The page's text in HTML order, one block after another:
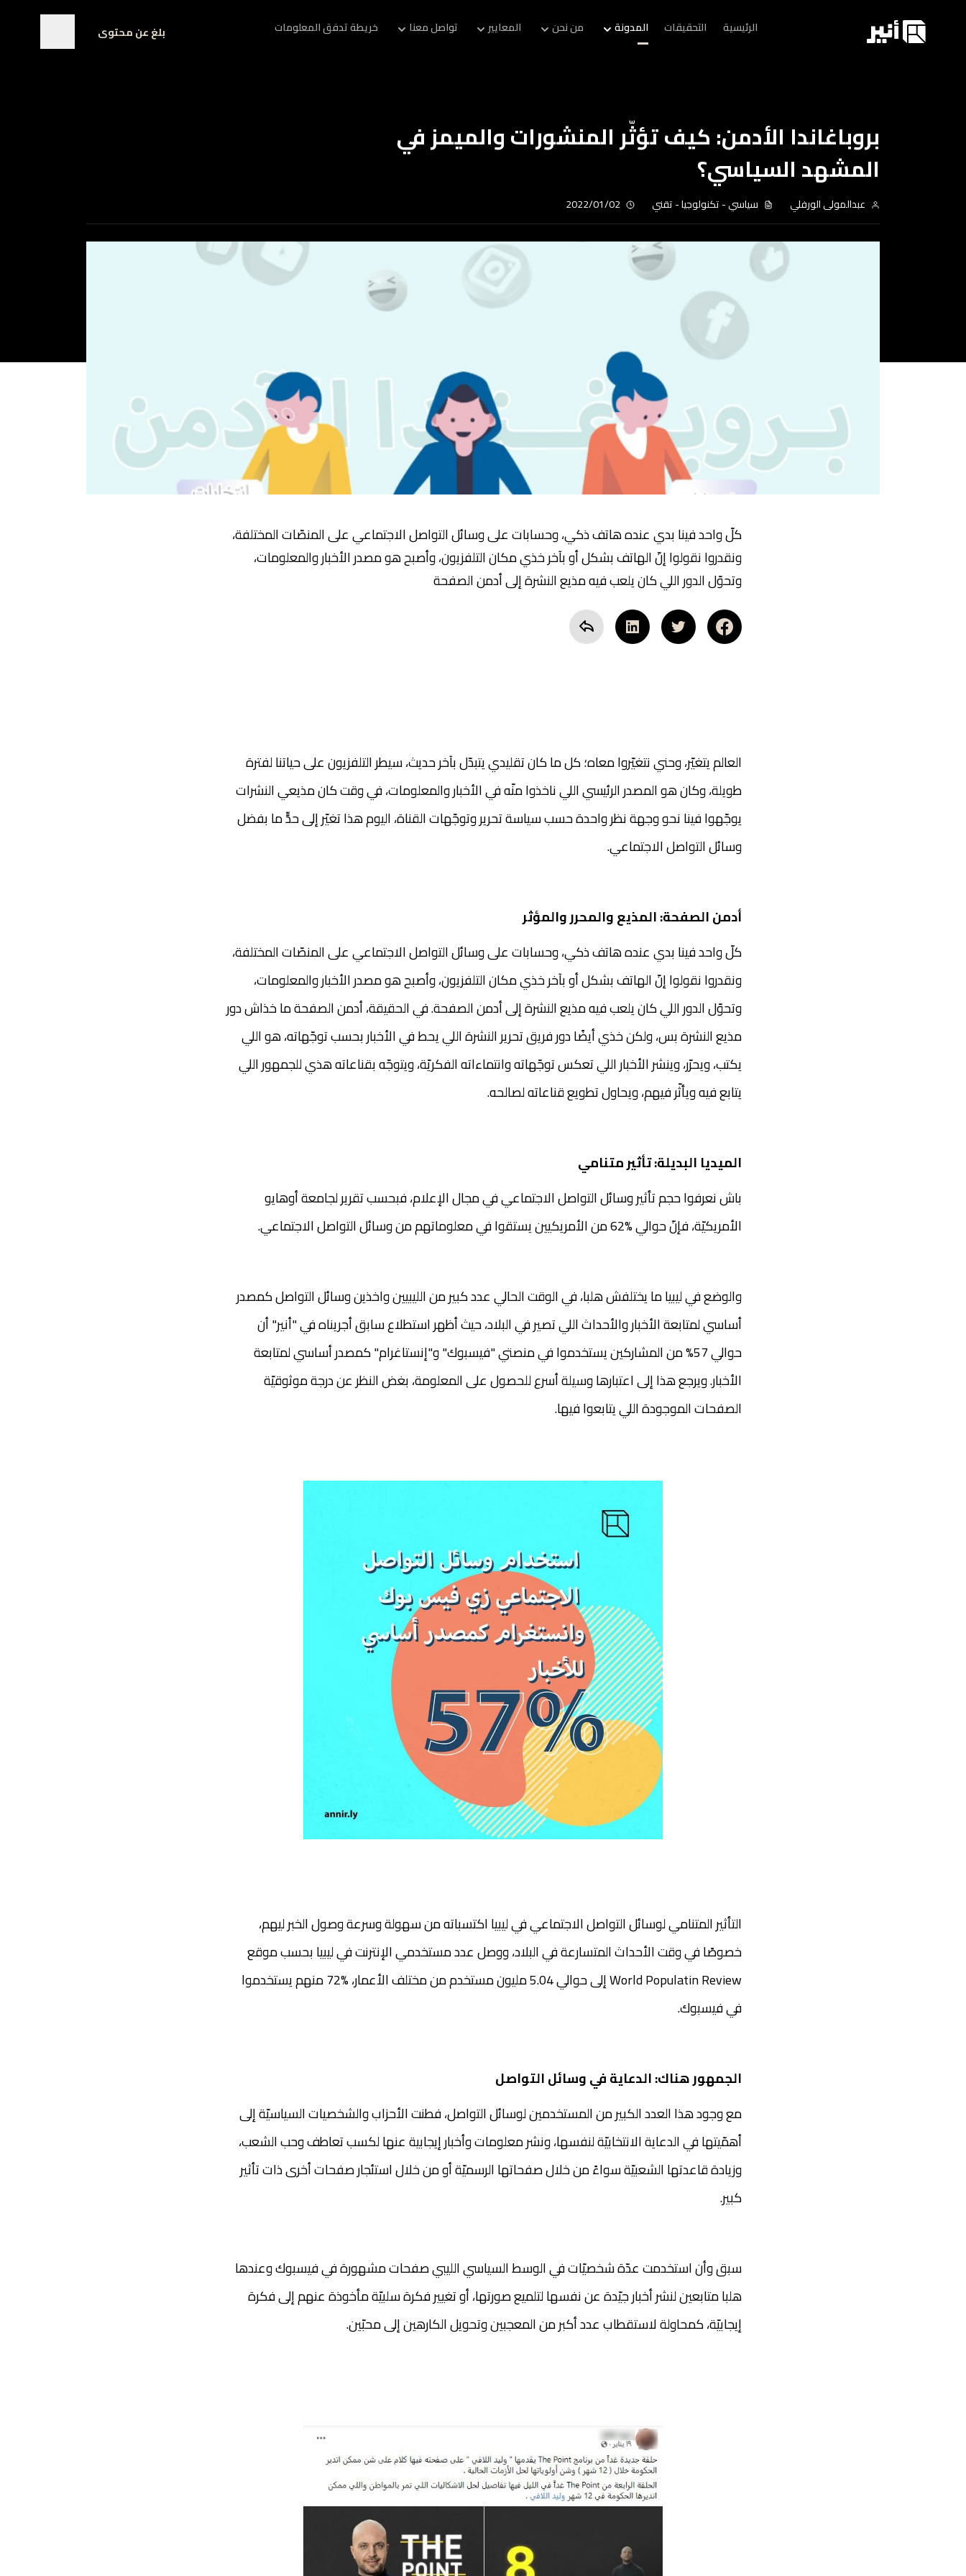
الرئيسية التحقيقات المدونة من نحن المعايير تواصل معنا خريطة تدفق المعلومات بلغ عن محتوى
بروباغاندا الأدمن: كيف تؤثّر المنشورات والميمز في
المشهد السياسي؟
عبدالمولى الورفلي سياسي-تكنولوجيا-تقني 2022/01/02
كلّ واحد فينا بدي عنده هاتف ذكي، وحسابات على وسائل التواصل الاجتماعي على المنصّات المختلفة،
ونقدروا نقولوا إنّ الهاتف بشكل أو بآخر خذي مكان التلفزيون، وأصبح هو مصدر الأخبار والمعلومات،
وتحوّل الدور اللي كان يلعب فيه مذيع النشرة إلى أدمن الصفحة
العالم يتغيّر، وحني نتغيّروا معاه؛ كل ما كان تقليدي يتبدّل بآخر حديث، سيطر التلفزيون على حياتنا لفترة
طويلة، وكان هو المصدر الرئيسي اللي ناخذوا منّه في الأخبار والمعلومات، في وقت كان مذيعي النشرات
يوجّهوا فينا نحو وجهة نظر واحدة حسب سياسة تحرير وتوجّهات القناة، اليوم هذا تغيّر إلى حدٍّ ما بفضل
وسائل التواصل الاجتماعي.
أدمن الصفحة: المذيع والمحرر والمؤثر
كلّ واحد فينا بدي عنده هاتف ذكي، وحسابات على وسائل التواصل الاجتماعي على المنصّات المختلفة،
ونقدروا نقولوا إنّ الهاتف بشكل أو بآخر خذي مكان التلفزيون، وأصبح هو مصدر الأخبار والمعلومات،
وتحوّل الدور اللي كان يلعب فيه مذيع النشرة إلى أدمن الصفحة. في الحقيقة، أدمن الصفحة ما خذاش دور
مذيع النشرة بس، ولكن خذي أيضًا دور فريق تحرير النشرة اللي يحط في الأخبار بحسب توجّهاته، هو اللي
يكتب، ويحرّر، وينشر الأخبار اللي تعكس توجّهاته وانتماءاته الفكريّة، ويتوجّه بقناعاته هذي للجمهور اللي
يتابع فيه ويأثّر فيهم، ويحاول تطويع قناعاته لصالحه.
الميديا البديلة: تأثير متنامي
باش نعرفوا حجم تأثير وسائل التواصل الاجتماعي في مجال الإعلام، فبحسب تقرير لجامعة أوهايو
الأمريكيّة، فإنّ حوالي 62‎%‎ من الأمريكيين يستقوا في معلوماتهم من وسائل التواصل الاجتماعي.
والوضع في ليبيا ما يختلفش هلبا، في الوقت الحالي عدد كبير من الليبيين واخذين وسائل التواصل كمصدر
أساسي لمتابعة الأخبار والأحداث اللي تصير في البلاد، حيث أظهر استطلاع سابق أجريناه في "أنير" أن
حوالي 57% من المشاركين يستخدموا في منصتي "فيسبوك" و"إنستاغرام" كمصدر أساسي لمتابعة
الأخبار. ويرجع هذا إلى اعتبارها وسيلة أسرع للحصول على المعلومة، بغض النظر عن درجة موثوقيّة
الصفحات الموجودة اللي يتابعوا فيها.
التأثير المتنامي لوسائل التواصل الاجتماعي في ليبيا اكتسباته من سهولة وسرعة وصول الخبر ليهم،
خصوصًا في وقت الأحداث المتسارعة في البلاد، ووصل عدد مستخدمي الإنترنت في ليبيا بحسب موقع
World Populatin Review إلى حوالي 5.04 مليون مستخدم من مختلف الأعمار، 72‎%‎ منهم يستخدموا
في فيسبوك.
الجمهور هناك: الدعاية في وسائل التواصل
مع وجود هذا العدد الكبير من المستخدمين لوسائل التواصل، فطنت الأحزاب والشخصيات السياسيّة إلى
أهمّيتها في الدعاية الانتخابيّة لنفسها، ونشر معلومات وأخبار إيجابية عنها لكسب تعاطف وحب الشعب،
وزيادة قاعدتها الشعبيّة سواءً من خلال صفحاتها الرسميّة أو من خلال استئجار صفحات أخرى ذات تأثير
كبير.
سبق وأن استخدمت عدّة شخصيّات في الوسط السياسي الليبي صفحات مشهورة في فيسبوك وعندها
هلبا متابعين لنشر أخبار جيّدة عن نفسها لتلميع صورتها، أو تغيير فكرة سلبيّة مأخوذة عنهم إلى فكرة
إيجابيّة، كمحاولة لاستقطاب عدد أكبر من المعجبين وتحويل الكارهين إلى محبّين.